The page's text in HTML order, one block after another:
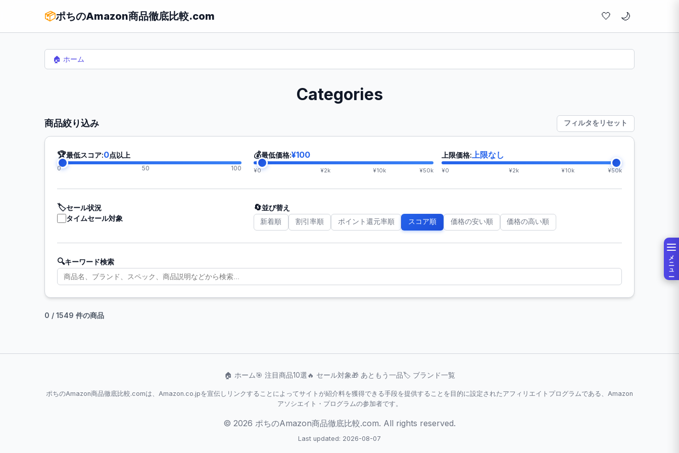
📦ポちのAmazon商品徹底比較.com 🤍
メニュー
🏠 ホーム
Categories
商品絞り込み フィルタをリセット
🏆最低スコア:0点以上
0 50 100
💰最低価格:¥100
¥0 ¥2k ¥10k ¥50k
上限価格: 上限なし
¥0 ¥2k ¥10k ¥50k
🏷️セール状況
タイムセール対象
🔄並び替え
新着順 割引率順 ポイント還元率順 スコア順 価格の安い順 価格の高い順
🔍キーワード検索
0 / 1549 件の商品
🏠 ホーム🎯 注目商品10選🔥 セール対象🎁 あともう一品🏷️ ブランド一覧
ポちのAmazon商品徹底比較.comは、Amazon.co.jpを宣伝しリンクすることによってサイトが紹介料を獲得できる手段を提供することを目的に設定されたアフィリエイトプログラムである、Amazon
アソシエイト・プログラムの参加者です。
© 2026 ポちのAmazon商品徹底比較.com. All rights reserved.
Last updated: 2026-08-07